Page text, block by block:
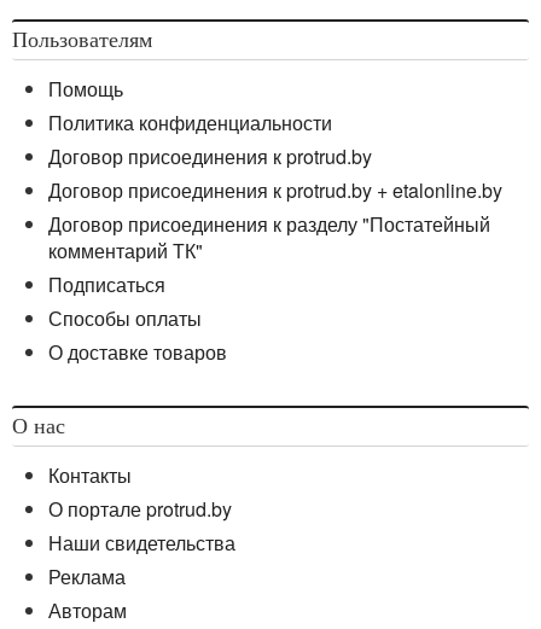
Пользователям
Помощь
Политика конфиденциальности
Договор присоединения к protrud.by
Договор присоединения к protrud.by + etalonline.by
Договор присоединения к разделу "Постатейный
комментарий ТК"
Подписаться
Способы оплаты
О доставке товаров
О нас
Контакты
О портале protrud.by
Наши свидетельства
Реклама
Авторам